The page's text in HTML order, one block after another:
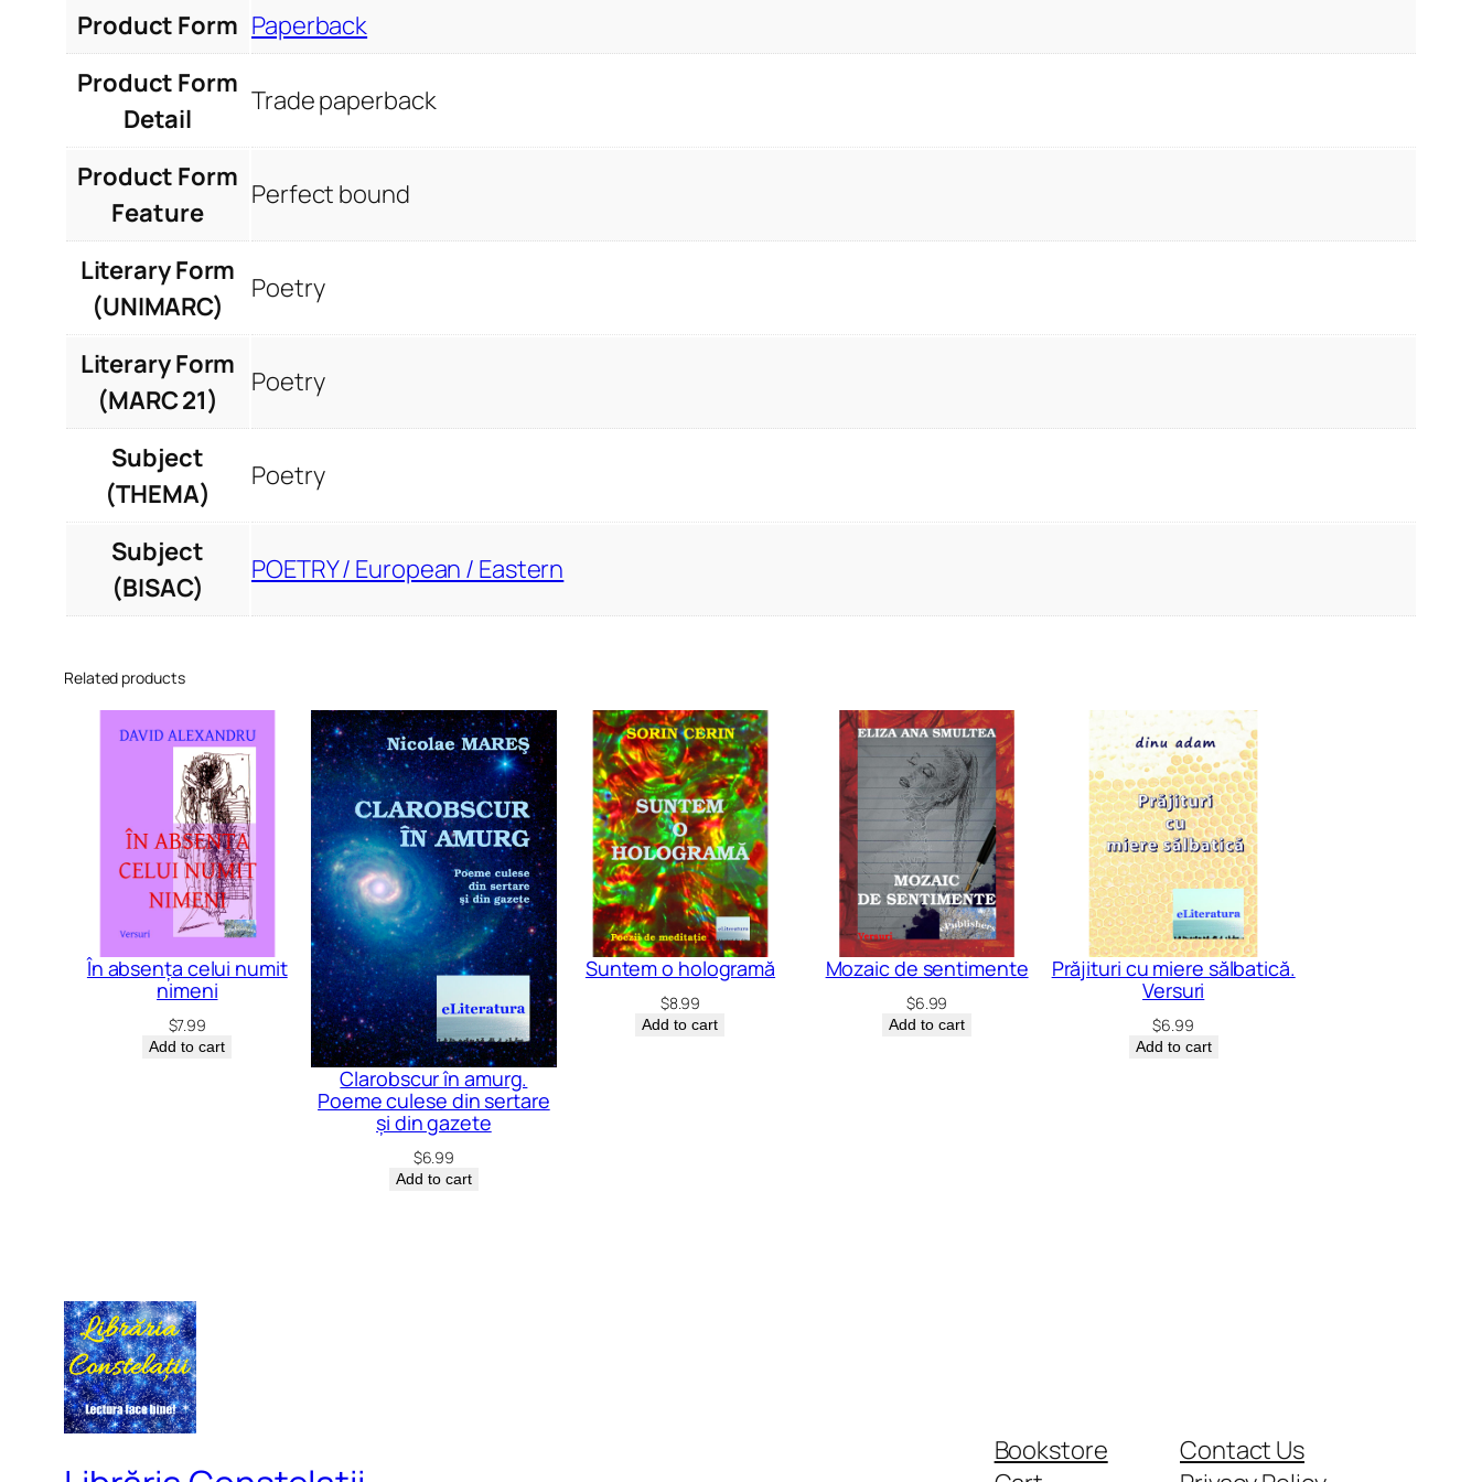
Product Form Paperback
Product Form
Detail
Trade paperback
Product Form
Feature
Perfect bound
Literary Form
(UNIMARC)
Poetry
Literary Form
(MARC 21)
Poetry
Subject
(THEMA)
Poetry
Subject
(BISAC)
POETRY / European / Eastern
Related products
În absența celui numit
nimeni
$7.99
Add to cart
Clarobscur în amurg.
Poeme culese din sertare
și din gazete
$6.99
Add to cart
Suntem o hologramă
$8.99
Add to cart
Mozaic de sentimente
$6.99
Add to cart
Prăjituri cu miere sălbatică.
Versuri
$6.99
Add to cart
Bookstore
Contact Us